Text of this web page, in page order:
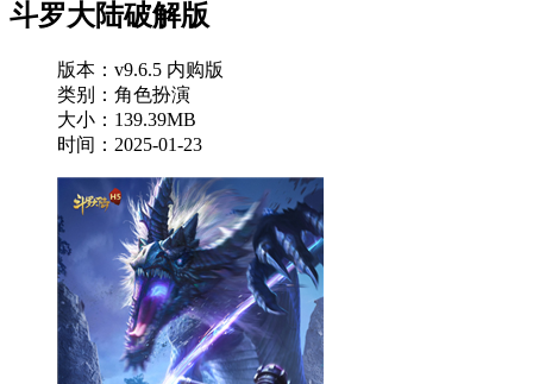
斗罗大陆破解版
版本：v9.6.5 内购版
类别：角色扮演
大小：139.39MB
时间：2025-01-23